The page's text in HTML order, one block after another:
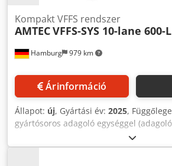
Hamburg 979 km
Kompakt VFFS rendszer
AMTECVFFS-SYS 10-lane 600-L
Árinformáció
Állapot: új, Gyártási év: 2025,
gyártósoros adagoló egységgel
hátsó varrással (alternatíva: 3- vagy 4-
- felár ellenében) normál folyadékok
csomagolására szolgáló "stick pack"